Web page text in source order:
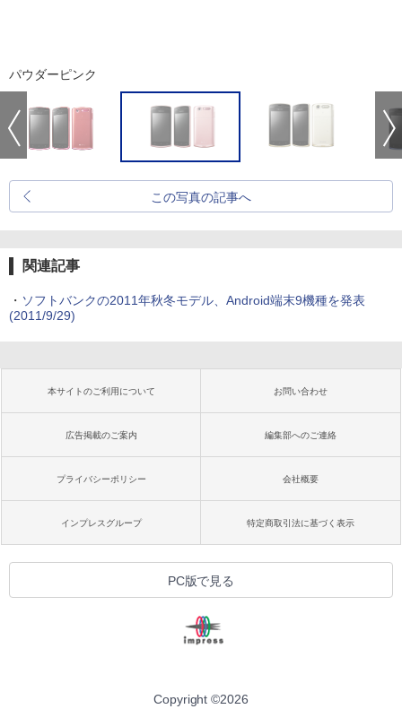
パウダーピンク
この写真の記事へ
関連記事
・ ソフトバンクの2011年秋冬モデル、Android端末9機種を発表
(2011/9/29)
本サイトのご利用について お問い合わせ
広告掲載のご案内 編集部へのご連絡
プライバシーポリシー 会社概要
インプレスグループ 特定商取引法に基づく表示
PC版で見る
Copyright ©2026